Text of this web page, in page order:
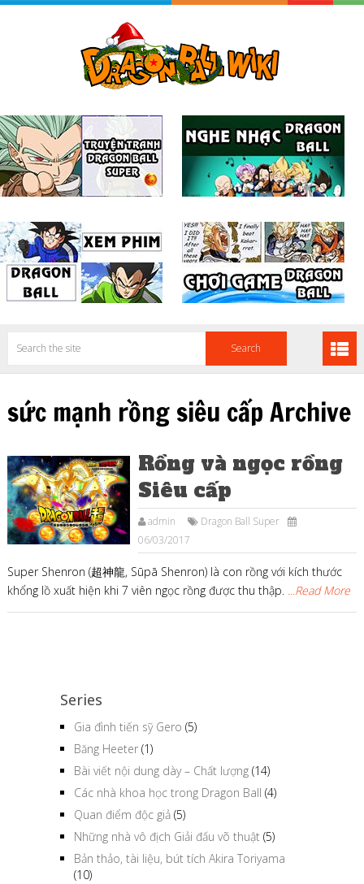
sức mạnh rồng siêu cấp Archive
Rồng và ngọc rồng
Siêu cấp
admin
Dragon Ball Super
06/03/2017
Super Shenron (超神龍, Sūpā Shenron) là con rồng với kích thước
khổng lồ xuất hiện khi 7 viên ngọc rồng được thu thập. ...Read More
Series
Gia đình tiến sỹ Gero (5)
Băng Heeter (1)
Bài viết nội dung dày – Chất lượng (14)
Các nhà khoa học trong Dragon Ball (4)
Quan điểm độc giả (5)
Những nhà vô địch Giải đấu võ thuật (5)
Bản thảo, tài liệu, bút tích Akira Toriyama
(10)